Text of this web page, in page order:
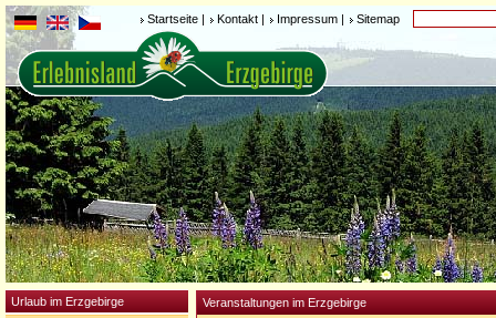
Startseite | Kontakt | Impressum | Sitemap
Urlaub im Erzgebirge
Veranstaltungen im Erzgebirge